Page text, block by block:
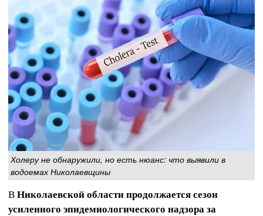
Холеру не обнаружили, но есть нюанс: что выявили в
водоемах Николаевщины
В Николаевской области продолжается сезон
усиленного эпидемиологического надзора за